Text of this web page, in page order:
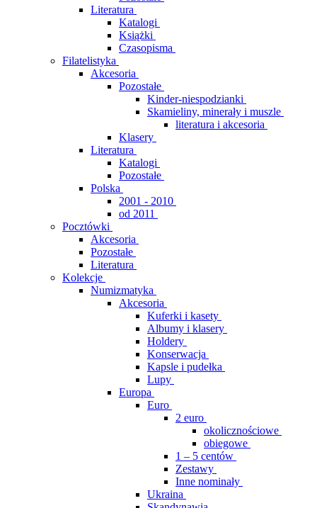
Literatura
Katalogi
Książki
Czasopisma
Filatelistyka
Akcesoria
Pozostałe
Kinder-niespodzianki
Skamieliny, minerały i muszle
literatura i akcesoria
Klasery
Literatura
Katalogi
Pozostałe
Polska
2001 - 2010
od 2011
Pocztówki
Akcesoria
Pozostałe
Literatura
Kolekcje
Numizmatyka
Akcesoria
Kuferki i kasety
Albumy i klasery
Holdery
Konserwacja
Kapsle i pudełka
Lupy
Europa
Euro
2 euro
okolicznościowe
obiegowe
1 – 5 centów
Zestawy
Inne nominały
Ukraina